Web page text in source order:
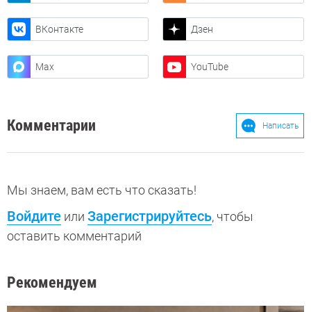
ВКонтакте Дзен
Max YouTube
Комментарии Написать
Мы знаем, вам есть что сказать!
Войдите или Зарегистрируйтесь, чтобы
оставить комментарий
Рекомендуем